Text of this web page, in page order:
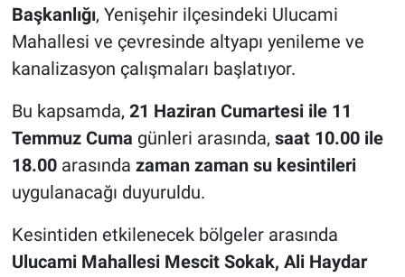
Başkanlığı, Yenişehir ilçesindeki Ulucami
Mahallesi ve çevresinde altyapı yenileme ve
kanalizasyon çalışmaları başlatıyor.
Bu kapsamda, 21 Haziran Cumartesi ile 11
Temmuz Cuma günleri arasında, saat 10.00 ile
18.00arasında zaman zaman su kesintileri
uygulanacağı duyuruldu.
Kesintiden etkilenecek bölgeler arasında
Ulucami Mahallesi Mescit Sokak, Ali Haydar